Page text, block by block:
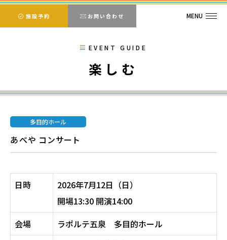
施設予約 お問い合わせ MENU
EVENT GUIDE
楽しむ
多目的ホール
あべや コンサート
日時
2026年7月12日（日）
開場13:30 開演14:00
会場
ラポルテ五泉 多目的ホール